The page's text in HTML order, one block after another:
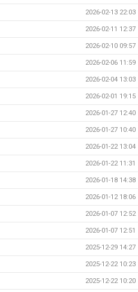
2026-02-13 22:03
2026-02-11 12:37
2026-02-10 09:57
2026-02-06 11:59
2026-02-04 13:03
2026-02-01 19:15
2026-01-27 12:40
2026-01-27 10:40
2026-01-22 13:04
2026-01-22 11:31
2026-01-18 14:38
2026-01-12 18:06
2026-01-07 12:52
2026-01-07 12:51
2025-12-29 14:27
2025-12-22 10:23
2025-12-22 10:20